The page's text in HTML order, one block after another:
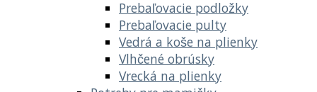
Prebaľovacie podložky
Prebaľovacie pulty
Vedrá a koše na plienky
Vlhčené obrúsky
Vrecká na plienky